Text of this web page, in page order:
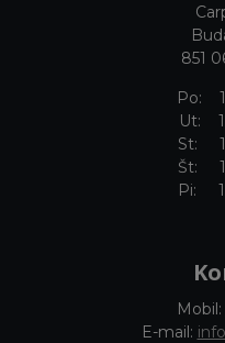
851
Po:
Ut:
St:
Št:
Pi:
Mobil:
E-mail: